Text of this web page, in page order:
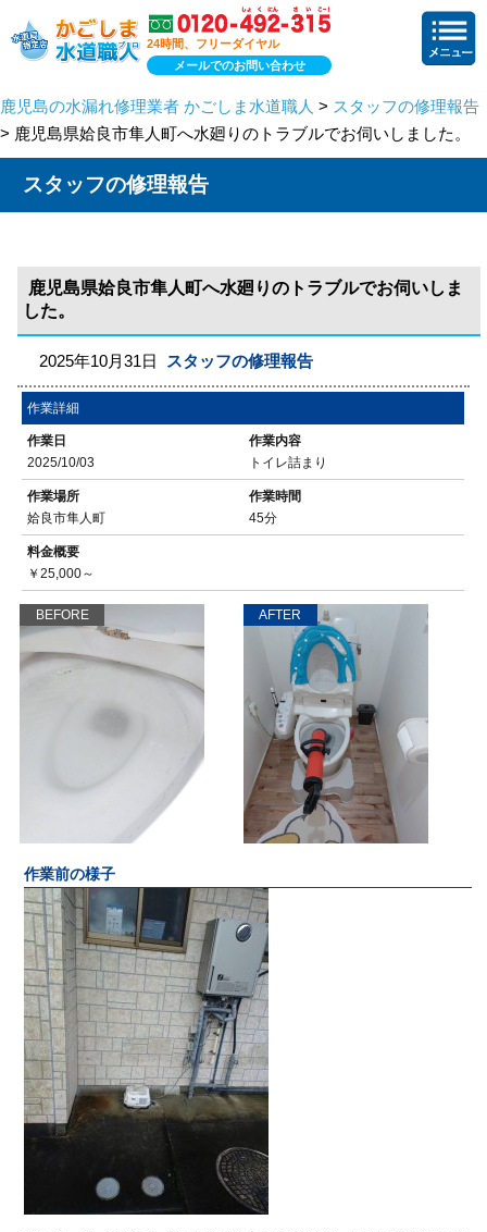
24時間、フリーダイヤル
メールでのお問い合わせ
鹿児島の水漏れ修理業者 かごしま水道職人 > スタッフの修理報告
> 鹿児島県姶良市隼人町へ水廻りのトラブルでお伺いしました。
スタッフの修理報告
鹿児島県姶良市隼人町へ水廻りのトラブルでお伺いしま
した。
2025年10月31日 スタッフの修理報告
作業詳細
作業日
2025/10/03
作業内容
トイレ詰まり
作業場所
姶良市隼人町
作業時間
45分
料金概要
￥25,000～
BEFORE AFTER
作業前の様子